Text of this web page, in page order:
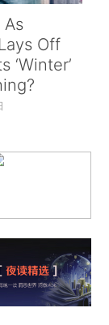
As
Off
‘Winter’